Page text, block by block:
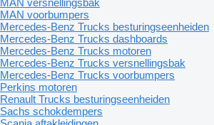
MAN versnellingsbak
MAN voorbumpers
Mercedes-Benz Trucks besturingseenheiden
Mercedes-Benz Trucks dashboards
Mercedes-Benz Trucks motoren
Mercedes-Benz Trucks versnellingsbak
Mercedes-Benz Trucks voorbumpers
Perkins motoren
Renault Trucks besturingseenheiden
Sachs schokdempers